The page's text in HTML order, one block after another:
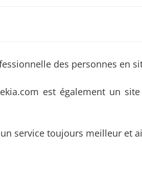
des personnes en
est également un
service toujours meilleur et